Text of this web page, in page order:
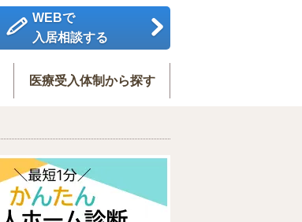
WEBで
入居相談する
医療受入体制から探す